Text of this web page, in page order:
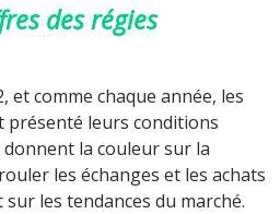
des régies
et comme chaque année, les
leurs conditions
donnent la couleur sur la
les échanges et les achats
sur les tendances du marché.